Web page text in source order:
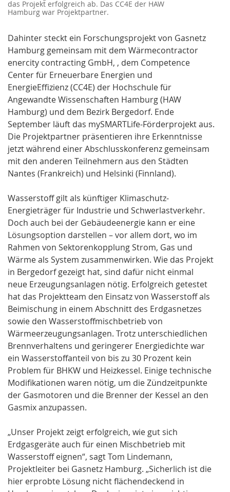
das Projekt erfolgreich ab. Das CC4E der HAW
Hamburg war Projektpartner.
Dahinter steckt ein Forschungsprojekt von Gasnetz
Hamburg gemeinsam mit dem Wärmecontractor
enercity contracting GmbH, , dem Competence
Center für Erneuerbare Energien und
EnergieEffizienz (CC4E) der Hochschule für
Angewandte Wissenschaften Hamburg (HAW
Hamburg) und dem Bezirk Bergedorf. Ende
September läuft das mySMARTLife-Förderprojekt aus.
Die Projektpartner präsentieren ihre Erkenntnisse
jetzt während einer Abschlusskonferenz gemeinsam
mit den anderen Teilnehmern aus den Städten
Nantes (Frankreich) und Helsinki (Finnland).
Wasserstoff gilt als künftiger Klimaschutz-
Energieträger für Industrie und Schwerlastverkehr.
Doch auch bei der Gebäudeenergie kann er eine
Lösungsoption darstellen – vor allem dort, wo im
Rahmen von Sektorenkopplung Strom, Gas und
Wärme als System zusammenwirken. Wie das Projekt
in Bergedorf gezeigt hat, sind dafür nicht einmal
neue Erzeugungsanlagen nötig. Erfolgreich getestet
hat das Projektteam den Einsatz von Wasserstoff als
Beimischung in einem Abschnitt des Erdgasnetzes
sowie den Wasserstoffmischbetrieb von
Wärmeerzeugungsanlagen. Trotz unterschiedlichen
Brennverhaltens und geringerer Energiedichte war
ein Wasserstoffanteil von bis zu 30 Prozent kein
Problem für BHKW und Heizkessel. Einige technische
Modifikationen waren nötig, um die Zündzeitpunkte
der Gasmotoren und die Brenner der Kessel an den
Gasmix anzupassen.
„Unser Projekt zeigt erfolgreich, wie gut sich
Erdgasgeräte auch für einen Mischbetrieb mit
Wasserstoff eignen“, sagt Tom Lindemann,
Projektleiter bei Gasnetz Hamburg. „Sicherlich ist die
hier erprobte Lösung nicht flächendeckend in